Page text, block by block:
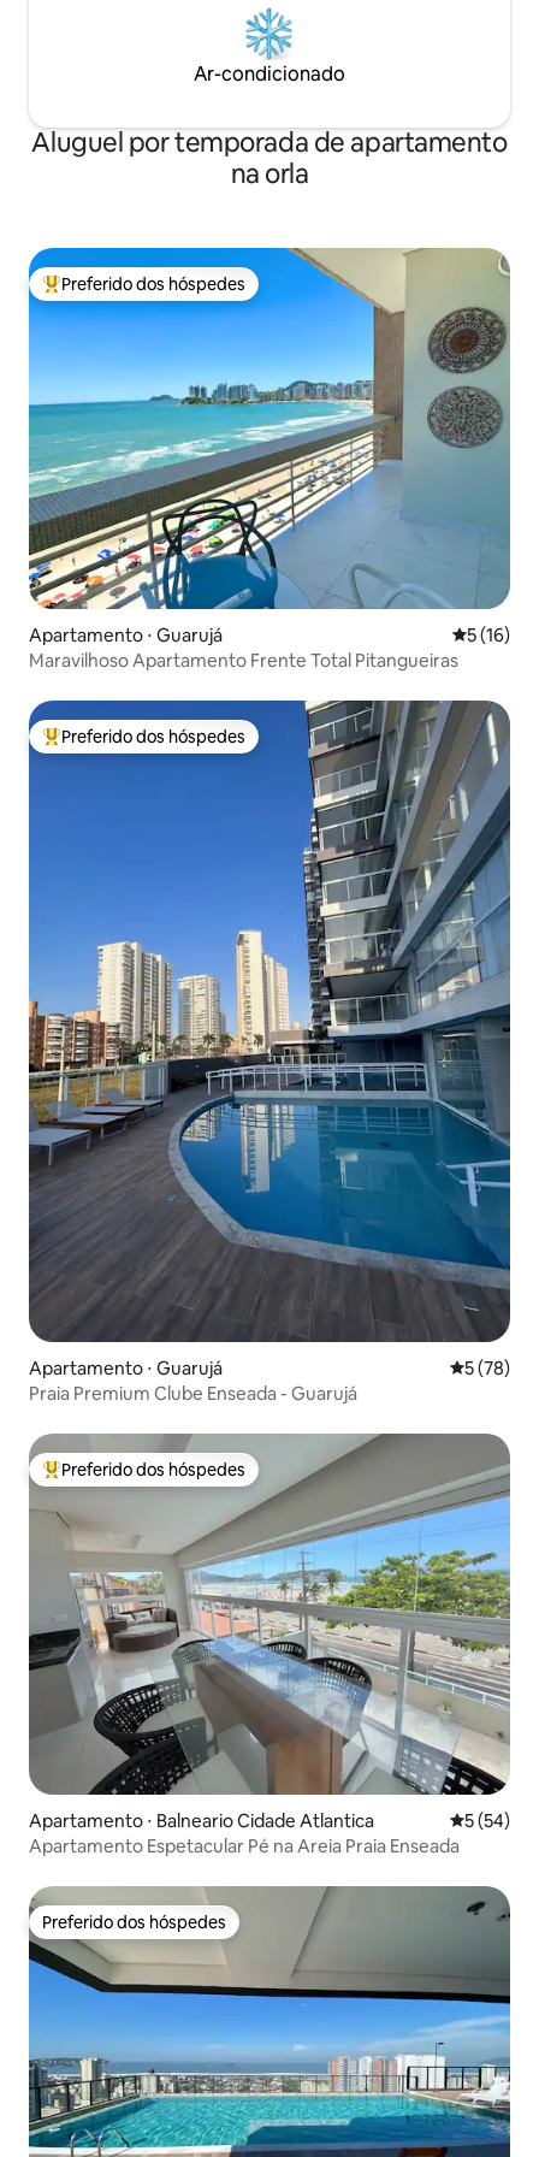
Ar-condicionado
Aluguel por temporada de apartamento
na orla
Entre os melhores preferidos dos hóspedes
Preferido dos hóspedes
Apartamento ⋅ Guarujá 5 de uma
5 (16)
Maravilhoso Apartamento Frente Total Pitangueiras
Entre os melhores preferidos dos hóspedes
Preferido dos hóspedes
Apartamento ⋅ Guarujá 5 de uma
5 (78)
Praia Premium Clube Enseada - Guarujá
Entre os melhores preferidos dos hóspedes
Preferido dos hóspedes
Apartamento ⋅ Balneario Cidade Atlantica 5 de uma
5 (54)
Apartamento Espetacular Pé na Areia Praia Enseada
Preferido dos hóspedes
Preferido dos hóspedes